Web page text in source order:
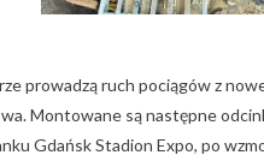
prowadzą ruch pociągów z
Montowane są następne
Gdańsk Stadion Expo, po